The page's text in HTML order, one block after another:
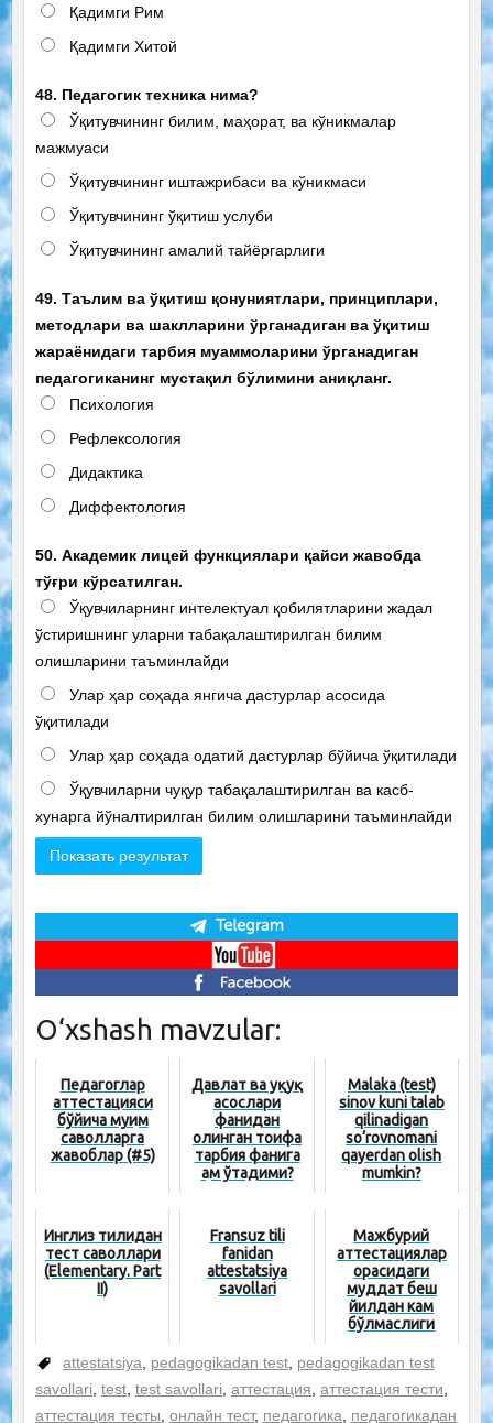
Қадимги Рим
Қадимги Хитой
48. Педагогик техника нима?
Ўқитувчининг билим, маҳорат, ва кўникмалар
мажмуаси
Ўқитувчининг иштажрибаси ва кўникмаси
Ўқитувчининг ўқитиш услуби
Ўқитувчининг амалий тайёргарлиги
49. Таълим ва ўқитиш қонуниятлари, принциплари,
методлари ва шаклларини ўрганадиган ва ўқитиш
жараёнидаги тарбия муаммоларини ўрганадиган
педагогиканинг мустақил бўлимини аниқланг.
Психология
Рефлексология
Дидактика
Диффектология
50. Академик лицей функциялари қайси жавобда
тўғри кўрсатилган.
Ўқувчиларнинг интелектуал қобилятларини жадал
ўстиришнинг уларни табақалаштирилган билим
олишларини таъминлайди
Улар ҳар соҳада янгича дастурлар асосида
ўқитилади
Улар ҳар соҳада одатий дастурлар бўйича ўқитилади
Ўқувчиларни чуқур табақалаштирилган ва касб-
хунарга йўналтирилган билим олишларини таъминлайди
O‘xshash mavzular:
Педагоглар
аттестацияси
бўйича муҳим
саволларга
жавоблар (#5)
Давлат ва ҳуқуқ
асослари
фанидан
олинган тоифа
тарбия фанига
ҳам ўтадими?
Malaka (test)
sinov kuni talab
qilinadigan
so‘rovnomani
qayerdan olish
mumkin?
Инглиз тилидан
тест саволлари
(Elementary. Part
II)
Fransuz tili
fanidan
attestatsiya
savollari
Мажбурий
аттестациялар
орасидаги
муддат беш
йилдан кам
бўлмаслиги
attestatsiya, pedagogikadan test, pedagogikadan test
savollari, test, test savollari, аттестация, аттестация тести,
аттестация тесты, онлайн тест, педагогика, педагогикадан